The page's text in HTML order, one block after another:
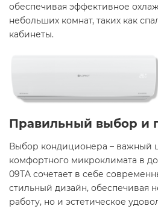
обеспечивая эффективное
небольших комнат, таких как
кабинеты.
Правильный выбор и
Выбор кондиционера – важный
комфортного микроклимата в
09TA сочетает в себе
стильный дизайн, обеспечивая
работу, но и эстетическое